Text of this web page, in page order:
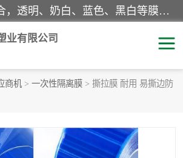
该类保护膜有复合，透明、奶白、蓝色、黑白等膜型。特高粘，高粘，中高粘，中粘，中低粘，低粘等。对于不同的粘力要求有相应的产品相适配。无胶渍残留污染。在较宽的收卷幅度下平整无皱纹，收卷长度大，利于机械化及自动化施工粘贴。为您的产品提供的表面保护解决方案。 产品广泛适用于：铝材、不锈钢、金属、塑料、电子、家电、家具、玻璃、化工材料、装饰材料等。
业有限公司
商机 > 一次性隔离膜 > 撕拉膜 耐用 易撕边防
家具保护膜